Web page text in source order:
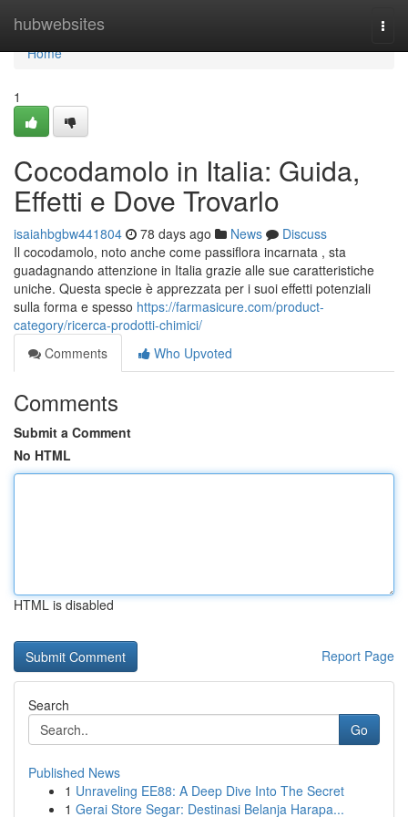
hubwebsites
Home
Home
1
Cocodamolo in Italia: Guida,
Effetti e Dove Trovarlo
isaiahbgbw441804 78 days ago News
Discuss
Il cocodamolo, noto anche come passiflora incarnata , sta
guadagnando attenzione in Italia grazie alle sue caratteristiche
uniche. Questa specie è apprezzata per i suoi effetti potenziali
sulla forma e spesso https://farmasicure.com/product-
category/ricerca-prodotti-chimici/
Comments
Who Upvoted
Comments
Submit a Comment
No HTML
HTML is disabled
Report Page
Search
Go
Published News
1 Unraveling EE88: A Deep Dive Into The Secret
1 Gerai Store Segar: Destinasi Belanja Harapa...